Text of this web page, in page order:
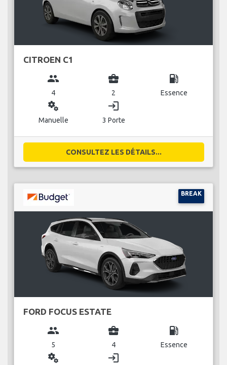
CITROEN C1
group
4
business_center
2
local_gas_station
Essence
miscellaneous_services
Manuelle
login
3 Porte
CONSULTEZ LES DÉTAILS...
BREAK
FORD FOCUS ESTATE
group
5
business_center
4
local_gas_station
Essence
miscellaneous_services login